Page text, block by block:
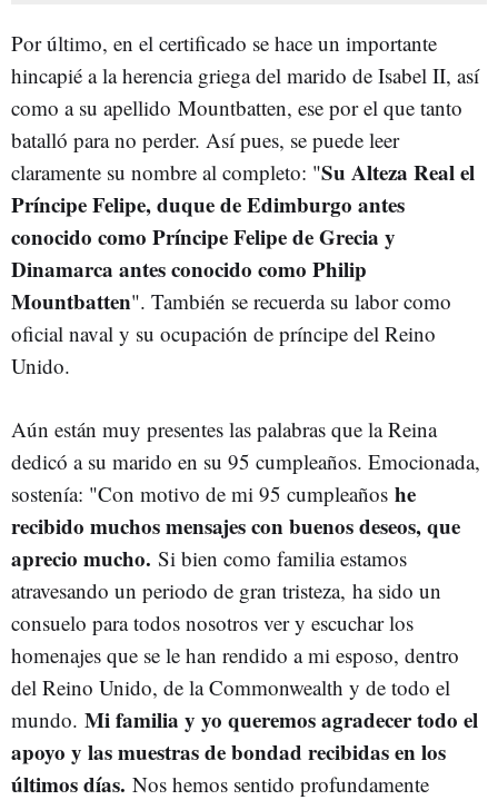
Por último, en el certificado se hace un importante
hincapié a la herencia griega del marido de Isabel II, así
como a su apellido Mountbatten, ese por el que tanto
batalló para no perder. Así pues, se puede leer
claramente su nombre al completo: "Su Alteza Real el
Príncipe Felipe, duque de Edimburgo antes
conocido como Príncipe Felipe de Grecia y
Dinamarca antes conocido como Philip
Mountbatten". También se recuerda su labor como
oficial naval y su ocupación de príncipe del Reino
Unido.
Aún están muy presentes las palabras que la Reina
dedicó a su marido en su 95 cumpleaños. Emocionada,
sostenía: "Con motivo de mi 95 cumpleaños he
recibido muchos mensajes con buenos deseos, que
aprecio mucho. Si bien como familia estamos
atravesando un periodo de gran tristeza, ha sido un
consuelo para todos nosotros ver y escuchar los
homenajes que se le han rendido a mi esposo, dentro
del Reino Unido, de la Commonwealth y de todo el
mundo. Mi familia y yo queremos agradecer todo el
apoyo y las muestras de bondad recibidas en los
últimos días. Nos hemos sentido profundamente